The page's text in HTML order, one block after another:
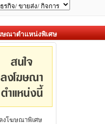
ษณาตำแหน่งพิเศษ
ลงโฆษณาพิเศษ